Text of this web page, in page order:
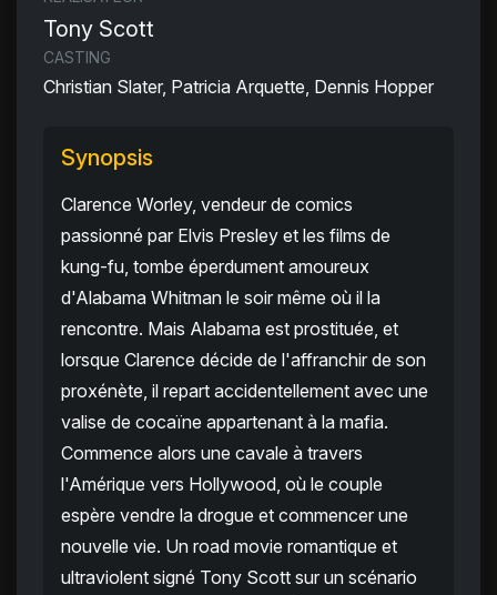
Tony Scott
CASTING
Christian Slater, Patricia Arquette, Dennis Hopper
Synopsis
Clarence Worley, vendeur de comics
passionné par Elvis Presley et les films de
kung-fu, tombe éperdument amoureux
d'Alabama Whitman le soir même où il la
rencontre. Mais Alabama est prostituée, et
lorsque Clarence décide de l'affranchir de son
proxénète, il repart accidentellement avec une
valise de cocaïne appartenant à la mafia.
Commence alors une cavale à travers
l'Amérique vers Hollywood, où le couple
espère vendre la drogue et commencer une
nouvelle vie. Un road movie romantique et
ultraviolent signé Tony Scott sur un scénario